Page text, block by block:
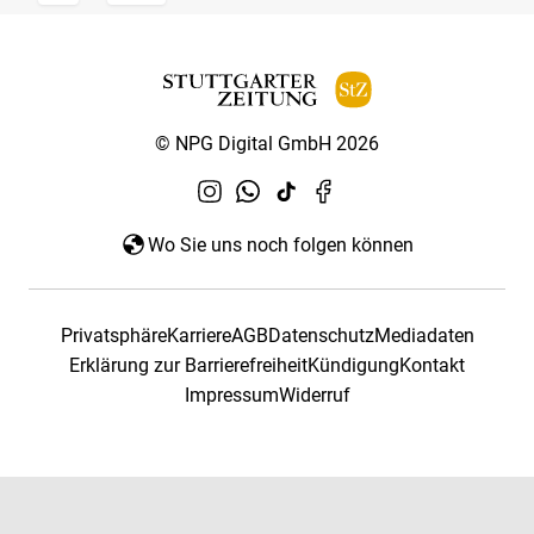
© NPG Digital GmbH 2026
Wo Sie uns noch folgen können
PrivatsphäreKarriereAGBDatenschutzMediadaten
Erklärung zur BarrierefreiheitKündigungKontakt
ImpressumWiderruf